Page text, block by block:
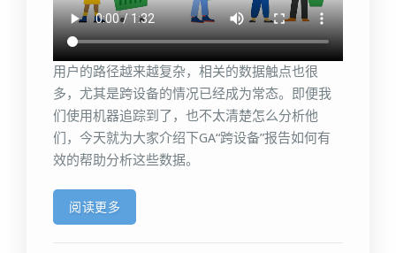
用户的路径越来越复杂，相关的数据触点也很
多，尤其是跨设备的情况已经成为常态。即便我
们使用机器追踪到了，也不太清楚怎么分析他
们，今天就为大家介绍下GA“跨设备”报告如何有
效的帮助分析这些数据。
阅读更多